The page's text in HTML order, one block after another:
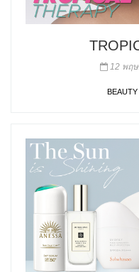
12 พฤษ
BEAUTY